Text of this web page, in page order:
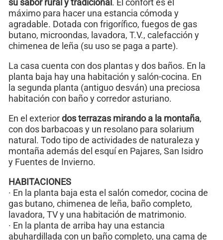
máximo para hacer una estancia cómoda y
agradable. Dotada con frigorífico, fuegos de gas
butano, microondas, lavadora, T.V., calefacción y
chimenea de leña (su uso se paga a parte).
La casa cuenta con dos plantas y dos baños. En la
planta baja hay una habitación y salón-cocina. En
la segunda planta (antiguo desván) una preciosa
habitación con baño y corredor asturiano.
En el exteriordos terrazas mirando a la montaña,
con dos barbacoas y un resolano para solarium
natural. Todo tipo de actividades de naturaleza y
montaña además del esquí en Pajares, San Isidro
y Fuentes de Invierno.
HABITACIONES
· En la planta baja esta el salón comedor, cocina de
gas butano, chimenea de leña, baño completo,
lavadora, TV y una habitación de matrimonio.
· En la planta de arriba hay una estancia
abuhardillada con un baño completo, una cama de